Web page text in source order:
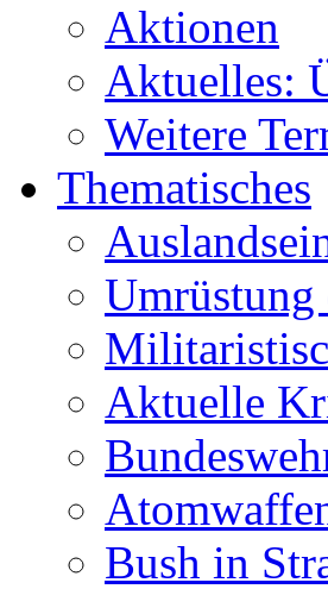
Aktionen
Aktuelles:
Weitere
Thematisches
Umrüstung
Aktuelle
Bush in